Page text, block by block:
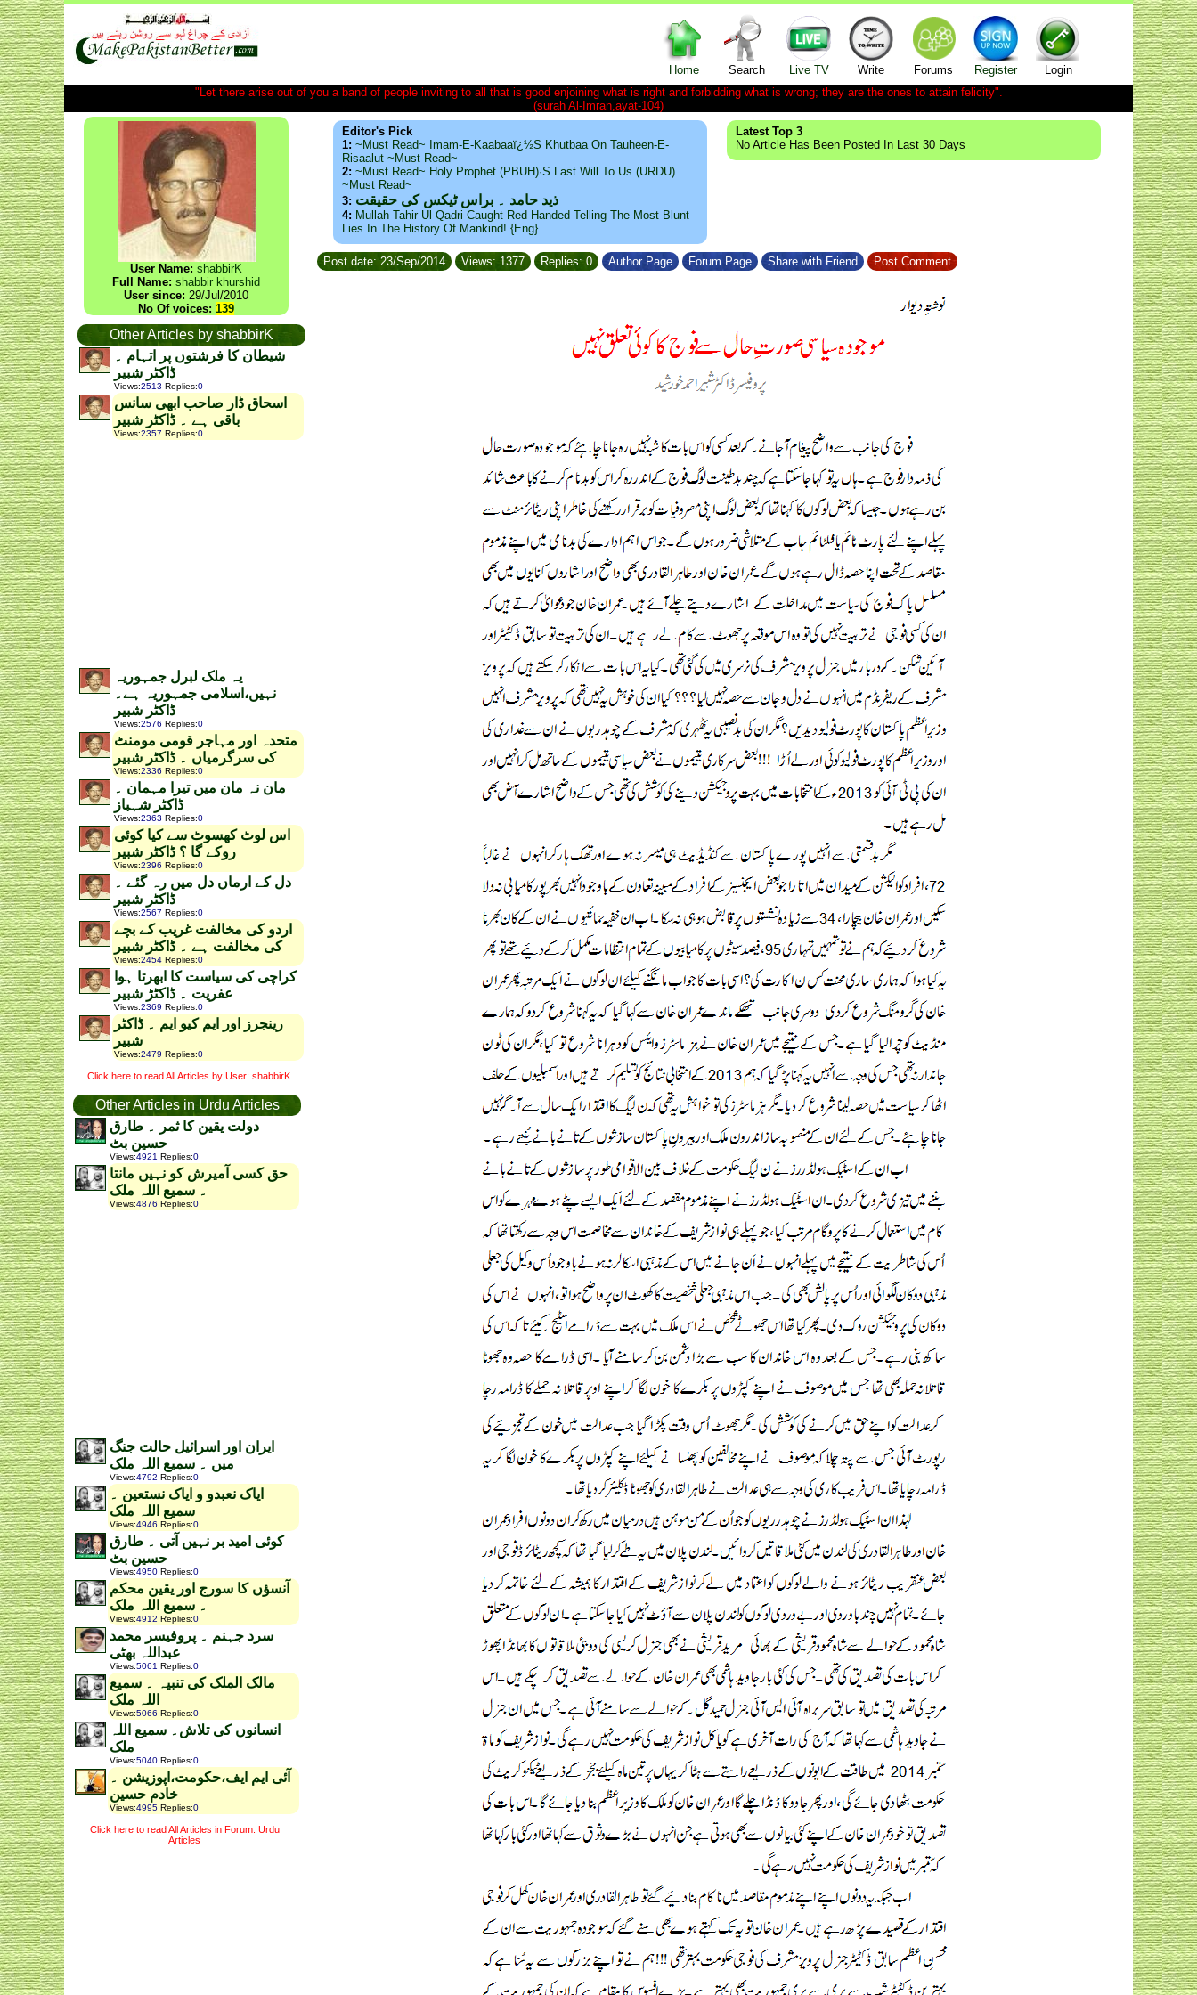
Home Search Live TV Write Forums Register
Login
"Let there arise out of you a band of people inviting to all that is good enjoining what is right and forbidding what is wrong; they are the ones to attain felicity".
(surah Al-Imran,ayat-104)
User Name: shabbirK
Full Name: shabbir khurshid
User since: 29/Jul/2010
No Of voices: 139
Other Articles by shabbirK
شیطان کا فرشتوں پر اتہام ۔
ڈاکٹر شبیر
Views:2513 Replies:0
اسحاق ڈار صاحب ابھی سانس
باقی ہے ۔ ڈاکٹر شبیر
Views:2357 Replies:0
یہ ملک لبرل جمہوریہ
نہیں،اسلامی جمہوریہ ہے۔
ڈاکٹر شبیر
Views:2576 Replies:0
متحدہ اور مہاجر قومی مومنٹ
کی سرگرمیاں ۔ ڈاکٹر شبیر
Views:2336 Replies:0
مان نہ مان میں تیرا مہمان ۔
ڈاکٹر شہباز
Views:2363 Replies:0
اس لوٹ کھسوٹ سے کیا کوئی
روکے گا ؟ ڈاکٹر شبیر
Views:2396 Replies:0
دل کے ارماں دل میں رہ گئے ۔
ڈاکٹر شبیر
Views:2567 Replies:0
اردو کی مخالفت غریب کے بچے
کی مخالفت ہے ۔ ڈاکٹر شبیر
Views:2454 Replies:0
کراچی کی سیاست کا ابھرتا ہوا
عفریت ۔ ڈاکٹڑ شبیر
Views:2369 Replies:0
رینجرز اور ایم کیو ایم ۔ ڈاکٹر
شبیر
Views:2479 Replies:0
Click here to read All Articles by User: shabbirK
Other Articles in Urdu Articles
دولت یقین کا ثمر ۔ طارق
حسین بٹ
Views:4921 Replies:0
حق کسی آمیرش کو نہیں مانتا
۔ سمیع اللہ ملک
Views:4876 Replies:0
ایران اور اسرائیل حالت جنگ
میں ۔ سمیع اللہ ملک
Views:4792 Replies:0
ایاک نعبدو و ایاک نستعین ۔
سمیع اللہ ملک
Views:4946 Replies:0
کوئی امید بر نہیں آتی ۔ طارق
حسین بٹ
Views:4950 Replies:0
آنسؤں کا سورج اور یقین محکم
۔ سمیع اللہ ملک
Views:4912 Replies:0
سرد جہنم ۔ پروفیسر محمد
عبداللہ بھٹی
Views:5061 Replies:0
مالک الملک کی تنبیہ ۔ سمیع
اللہ ملک
Views:5066 Replies:0
انسانوں کی تلاش۔ سمیع اللہ
ملک
Views:5040 Replies:0
آئی ایم ایف،حکومت،اپوزیشن ۔
خادم حسین
Views:4995 Replies:0
Click here to read All Articles in Forum: Urdu
Articles
Editor's Pick
1: ~Must Read~ Imam-E-Kaabaaï¿½s Khutbaa On Tauheen-E-
Risaalut ~Must Read~
2: ~Must Read~ Holy Prophet (PBUH)·s Last Will To Us (URDU)
~Must Read~
3: ذید حامد ۔ براس ٹیکس کی حقیقت
4: Mullah Tahir Ul Qadri Caught Red Handed Telling The Most Blunt
Lies In The History Of Mankind! {Eng}
Latest Top 3
No Article Has Been Posted In Last 30 Days
Post date: 23/Sep/2014 Views: 1377 Replies: 0 Author Page Forum Page Share with Friend Post Comment